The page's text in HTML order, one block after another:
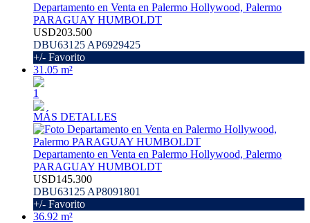
Departamento en Venta en Palermo Hollywood, Palermo
PARAGUAY HUMBOLDT
USD203.500
DBU63125 AP6929425
+/- Favorito
31.05 m²
1
MÁS DETALLES
Departamento en Venta en Palermo Hollywood, Palermo
PARAGUAY HUMBOLDT
USD145.300
DBU63125 AP8091801
+/- Favorito
36.92 m²